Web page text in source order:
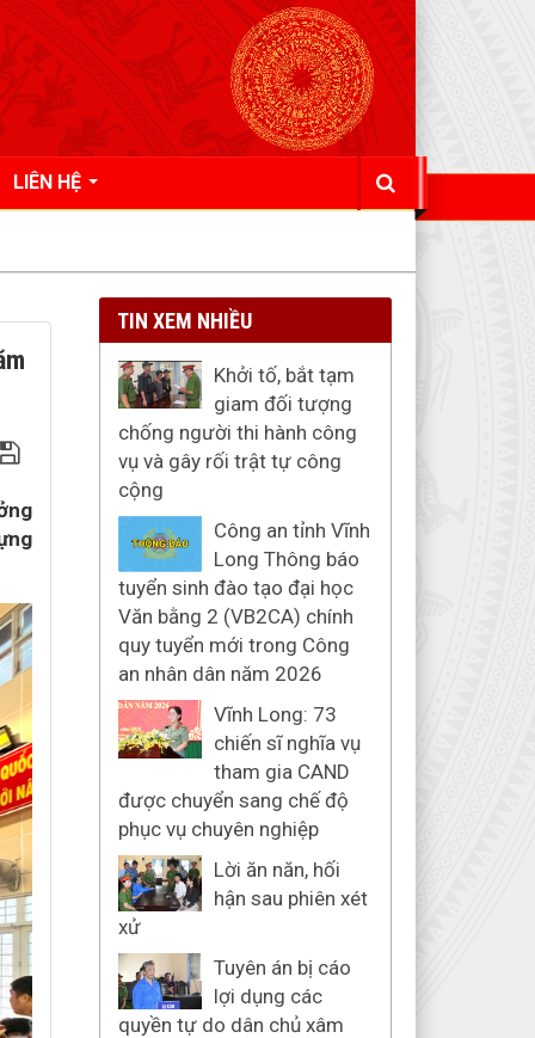
LIÊN HỆ
TIN XEM NHIỀU
Khởi tố, bắt tạm
giam đối tượng
chống người thi hành công
vụ và gây rối trật tự công
cộng
Công an tỉnh Vĩnh
Long Thông báo
tuyển sinh đào tạo đại học
Văn bằng 2 (VB2CA) chính
quy tuyển mới trong Công
an nhân dân năm 2026
Vĩnh Long: 73
chiến sĩ nghĩa vụ
tham gia CAND
được chuyển sang chế độ
phục vụ chuyên nghiệp
Lời ăn năn, hối
hận sau phiên xét
xử
Tuyên án bị cáo
lợi dụng các
quyền tự do dân chủ xâm